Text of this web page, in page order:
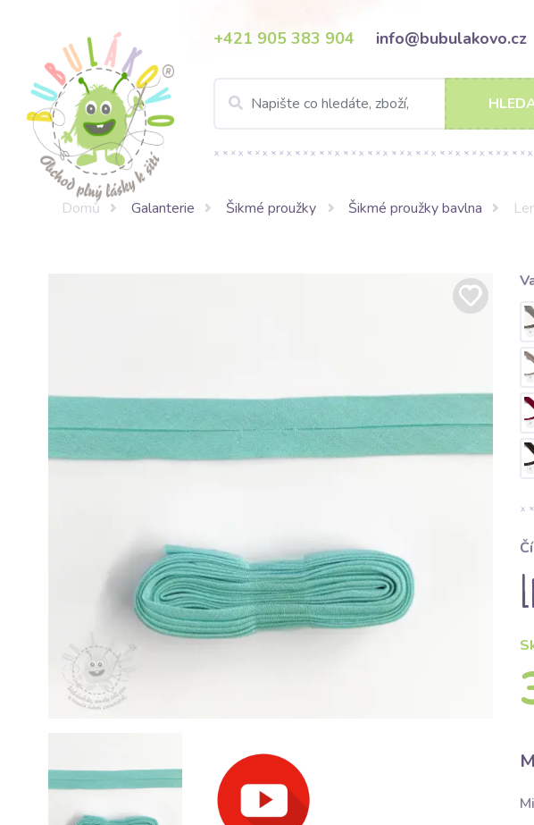
+421 905 383 904 info@bubulakovo.cz
Domů Galanterie Šikmé proužky Šikmé proužky bavlna